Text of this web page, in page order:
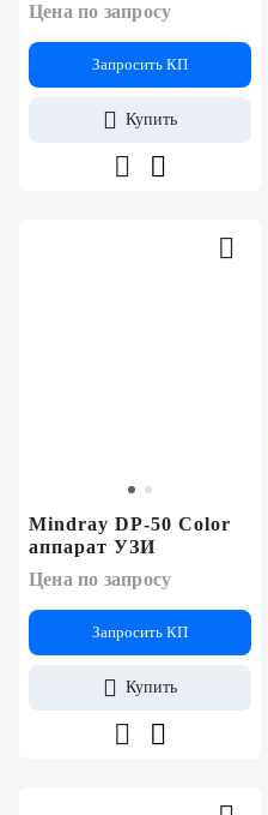
Цена по запросу
Запросить КП
Купить
Mindray DP-50 Color
аппарат УЗИ
Цена по запросу
Запросить КП
Купить